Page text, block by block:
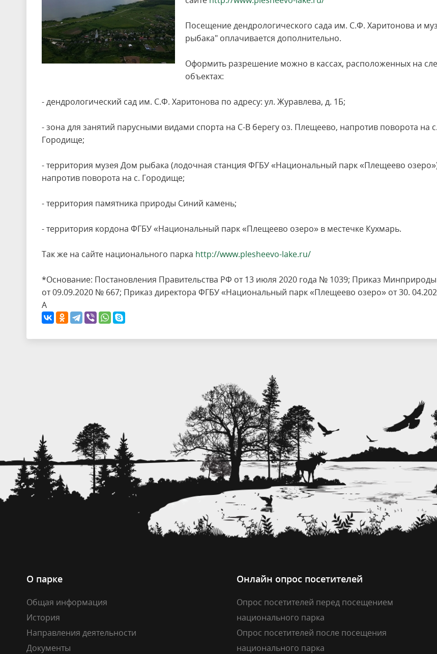
Посещение дендрологического сада им. С.Ф. Харитонова и
рыбака" оплачивается дополнительно.
Оформить разрешение можно в кассах, расположенных на
объектах:
- дендрологический сад им. С.Ф. Харитонова по адресу: ул. Журавлева, д. 1Б;
- зона для занятий парусными видами спорта на С-В берегу оз. Плещеево, напротив поворота на с.
Городище;
- территория музея Дом рыбака (лодочная станция ФГБУ «Национальный парк «Плещеево
напротив поворота на с. Городище;
- территория памятника природы Синий камень;
- территория кордона ФГБУ «Национальный парк «Плещеево озеро» в местечке Кухмарь.
Так же на сайте национального парка http://www.plesheevo-lake.ru/
*Основание: Постановления Правительства РФ от 13 июля 2020 года № 1039; Приказ
от 09.09.2020 № 667; Приказ директора ФГБУ «Национальный парк «Плещеево озеро» от 30.
А
О парке
Общая информация
История
Направления деятельности
Документы
Онлайн опрос посетителей
Опрос посетителей перед посещением
национального парка
Опрос посетителей после посещения
национального парка